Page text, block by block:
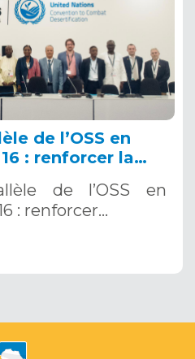
de l’OSS en
: renforcer la
Précoce
2024
de l’OSS en
: renforcer…